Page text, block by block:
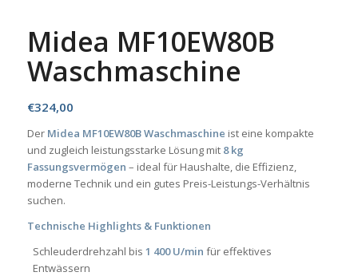
Midea MF10EW80B
Waschmaschine
€324,00
Der Midea MF10EW80B Waschmaschine ist eine kompakte
und zugleich leistungsstarke Lösung mit 8 kg
Fassungsvermögen – ideal für Haushalte, die Effizienz,
moderne Technik und ein gutes Preis-Leistungs-Verhältnis
suchen.
Technische Highlights & Funktionen
Schleuderdrehzahl bis 1 400 U/min für effektives
Entwässern